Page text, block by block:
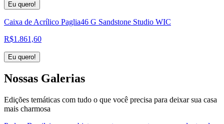
Eu quero!
Caixa de Acrílico Paglia46 G Sandstone Studio WIC
R$1.861,60
Eu quero!
Nossas Galerias
Edições temáticas com tudo o que você precisa para deixar sua casa
mais charmosa